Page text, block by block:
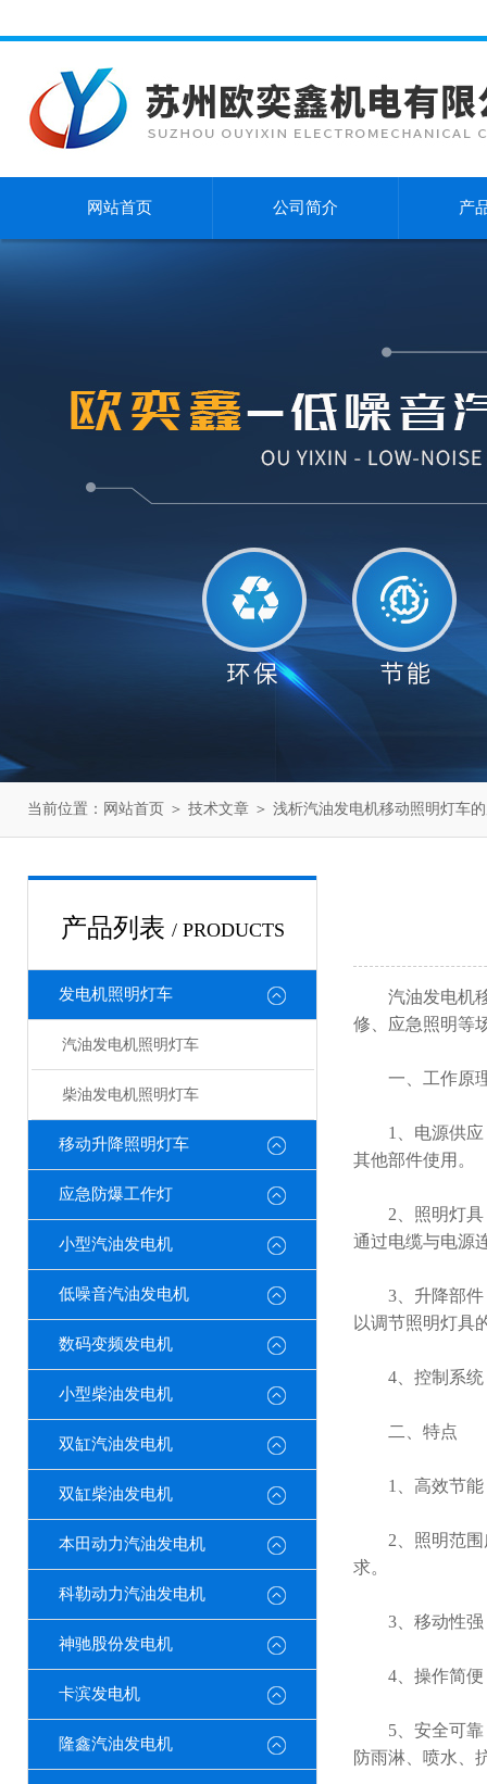
网站首页 公司简介 产
当前位置： 网站首页 ＞ 技术文章 ＞ 浅析汽油发电机移动照明灯车
产品列表 / PRODUCTS
发电机照明灯车
汽油发电机照明灯车
柴油发电机照明灯车
移动升降照明灯车
应急防爆工作灯
小型汽油发电机
低噪音汽油发电机
数码变频发电机
小型柴油发电机
双缸汽油发电机
双缸柴油发电机
本田动力汽油发电机
科勒动力汽油发电机
神驰股份发电机
卡滨发电机
隆鑫汽油发电机
汽油发电机移
修、应急照明等
一、工作原
1、电源供应：
其他部件使用。
2、照明灯具：
通过电缆与电源
3、升降部件：
以调节照明灯具
4、控制系统：
二、特点
1、高效节能：
2、照明范围广
求。
3、移动性强：
4、操作简便：
5、安全可靠：
防雨淋、喷水、